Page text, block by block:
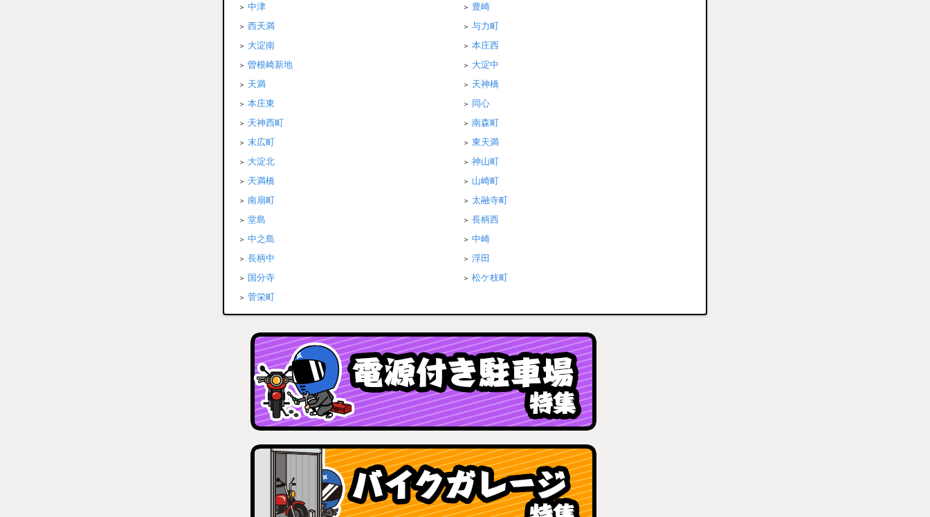
中津
豊崎
西天満
与力町
大淀南
本庄西
曽根崎新地
大淀中
天満
天神橋
本庄東
同心
天神西町
南森町
末広町
東天満
大淀北
神山町
天満橋
山崎町
南扇町
太融寺町
堂島
長柄西
中之島
中崎
長柄中
浮田
国分寺
松ケ枝町
菅栄町